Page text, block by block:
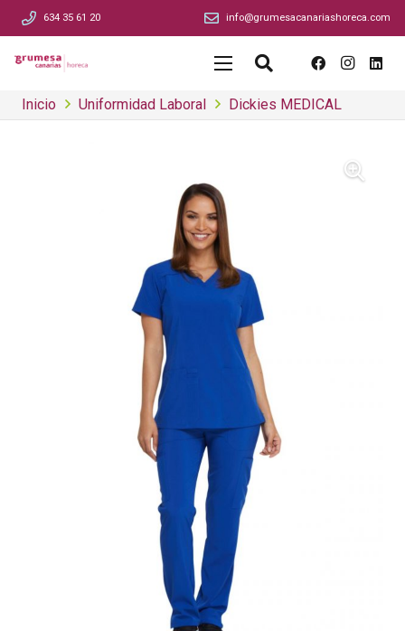
634 35 61 20 info@grumesacanariashoreca.com
Inicio Uniformidad Laboral Dickies MEDICAL